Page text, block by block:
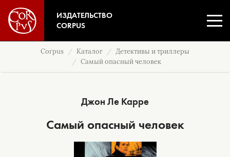
ИЗДАТЕЛЬСТВО
CORPUS
Corpus Каталог
Детективы и триллеры
Самый опасный человек
Джон Ле Карре
Самый опасный человек